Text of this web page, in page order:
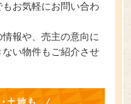
お気軽にお問い合わ
報や、売主の意向に
い物件もご紹介させ